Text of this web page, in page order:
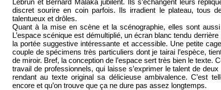
Lebrun et Bernard Malaka jubilent. Ils s’échangent leurs
discret sourire en coin parfois. Ils irradient le plateau, tous
talentueux et drôles.
Quant à la mise en scène et la scénographie, elles sont
L’espace scénique est démultiplié, un écran blanc tendu
la portée suggestive intéressante et accessible. Une petite
couple de spécimens très particuliers dont je tairai l’espèce,
de miroir. Bref, la conception de l’espace sert très bien le texte.
travail de professionnels, qui laisse s’exprimer le talent de
rendant au texte original sa délicieuse ambivalence. C’est
encore et qu’on trouve que ça ne dure pas assez longtemps.